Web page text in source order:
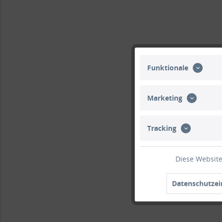
Funktionale
Marketing
Tracking
Diese